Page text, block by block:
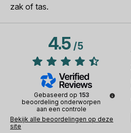
zak of tas.
4.5/5
Gebaseerd op 153
beoordeling onderworpen
aan een controle
Bekijk alle beoordelingen op deze
site